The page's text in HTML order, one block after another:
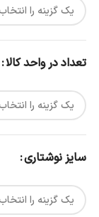
تعداد در واحد کالا
سایز نوشتاری